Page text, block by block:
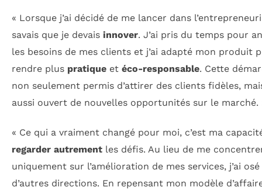
« Lorsque j’ai décidé de me lancer dans
savais que je devais innover. J’ai pris du temps pour
les besoins de mes clients et j’ai adapté mon produit
rendre plus pratique et éco-responsable. Cette
non seulement permis d’attirer des clients fidèles,
aussi ouvert de nouvelles opportunités sur le marché.
« Ce qui a vraiment changé pour moi, c’est ma
regarder autrement les défis. Au lieu de me
uniquement sur l’amélioration de mes services, j’ai
d’autres directions. En repensant mon modèle